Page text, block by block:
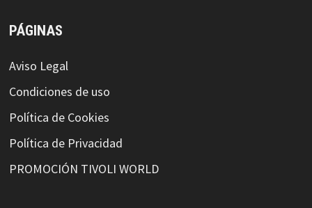
PÁGINAS
Aviso Legal
Condiciones de uso
Política de Cookies
Política de Privacidad
PROMOCIÓN TIVOLI WORLD